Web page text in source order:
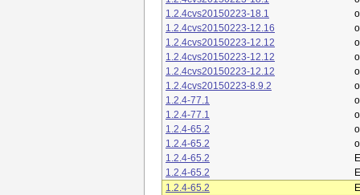
1.2.4cvs20150223-18.1
1.2.4cvs20150223-12.16
1.2.4cvs20150223-12.12
1.2.4cvs20150223-12.12
1.2.4cvs20150223-12.12
1.2.4cvs20150223-8.9.2
1.2.4-77.1
1.2.4-77.1
1.2.4-65.2
1.2.4-65.2
1.2.4-65.2
1.2.4-65.2
1.2.4-65.2